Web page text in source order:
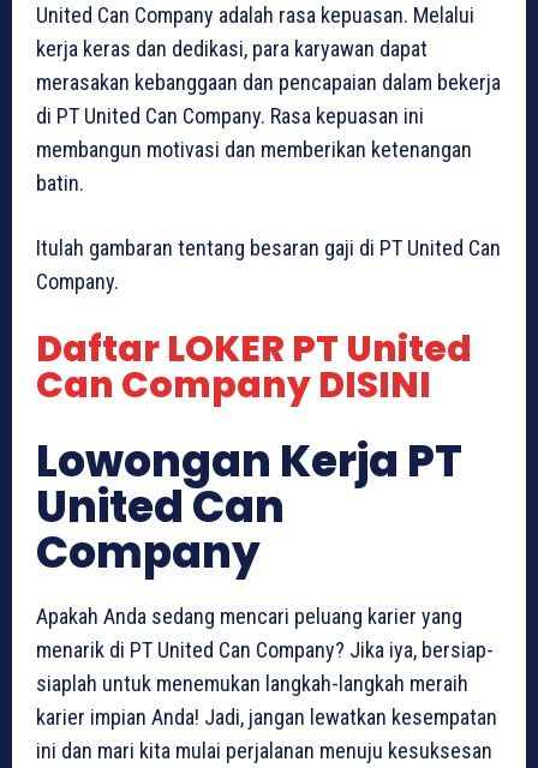
United Can Company adalah rasa kepuasan. Melalui
kerja keras dan dedikasi, para karyawan dapat
merasakan kebanggaan dan pencapaian dalam bekerja
di PT United Can Company. Rasa kepuasan ini
membangun motivasi dan memberikan ketenangan
batin.
Itulah gambaran tentang besaran gaji di PT United Can
Company.
Daftar LOKER PT United
Can Company DISINI
Lowongan Kerja PT
United Can
Company
Apakah Anda sedang mencari peluang karier yang
menarik di PT United Can Company? Jika iya, bersiap-
siaplah untuk menemukan langkah-langkah meraih
karier impian Anda! Jadi, jangan lewatkan kesempatan
ini dan mari kita mulai perjalanan menuju kesuksesan